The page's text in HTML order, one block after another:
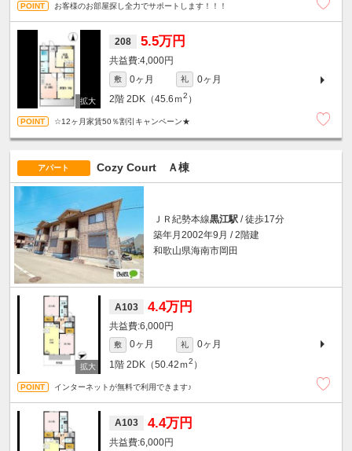
お客様のお部屋探し全力でサポートします！！！
208 5.5万円
4,000円
敷 0ヶ月 礼
0ヶ月
2階 2DK（45.6ｍ2 ）
☆12ヶ月家賃50％割引キャンペーン★
アパート Cozy Court Ａ棟
ＪＲ紀勢本線黒江駅 / 徒歩17分
築年月2002年9月 / 2階建
和歌山県海南市岡田
A103 4.4万円
6,000円
敷 0ヶ月 礼
0ヶ月
1階 2DK（50.42ｍ2 ）
インターネットが無料で利用できます♪
A103 4.4万円
6,000円